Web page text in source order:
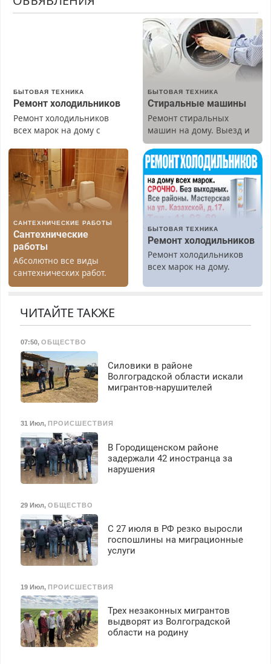
БЫТОВАЯ ТЕХНИКА
Ремонт холодильников
Ремонт холодильников
всех марок на дому с
резины. Качественно.
Недорого. Без выходных.
Все районы. Скидка.
Вызов бесплатный.
БЫТОВАЯ ТЕХНИКА
Стиральные машины
Ремонт стиральных
машин на дому. Выезд и
диагностика бесплатно.
Предусмотрены скидки.
САНТЕХНИЧЕСКИЕ РАБОТЫ
Сантехнические
работы
Абсолютно все виды
сантехнических работ.
Быстро. Качественно.
БЫТОВАЯ ТЕХНИКА
Ремонт холодильников
Ремонт холодильников
всех марок на дому.
ЧИТАЙТЕ ТАКЖЕ
07:50, ОБЩЕСТВО
Силовики в районе
Волгоградской области искали
мигрантов-нарушителей
31 Июл, ПРОИСШЕСТВИЯ
В Городищенском районе
задержали 42 иностранца за
нарушения
29 Июл, ОБЩЕСТВО
С 27 июля в РФ резко выросли
госпошлины на миграционные
услуги
19 Июл, ПРОИСШЕСТВИЯ
Трех незаконных мигрантов
выдворят из Волгоградской
области на родину